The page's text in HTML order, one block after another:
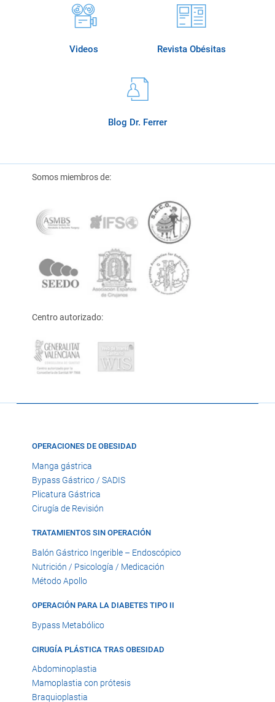
Videos Revista Obésitas
Blog Dr. Ferrer
Somos miembros de:
Centro autorizado:
OPERACIONES DE OBESIDAD
Manga gástrica
Bypass Gástrico / SADIS
Plicatura Gástrica
Cirugía de Revisión
TRATAMIENTOS SIN OPERACIÓN
Balón Gástrico Ingerible – Endoscópico
Nutrición / Psicología / Medicación
Método Apollo
OPERACIÓN PARA LA DIABETES TIPO II
Bypass Metabólico
CIRUGÍA PLÁSTICA TRAS OBESIDAD
Abdominoplastia
Mamoplastia con prótesis
Braquioplastia